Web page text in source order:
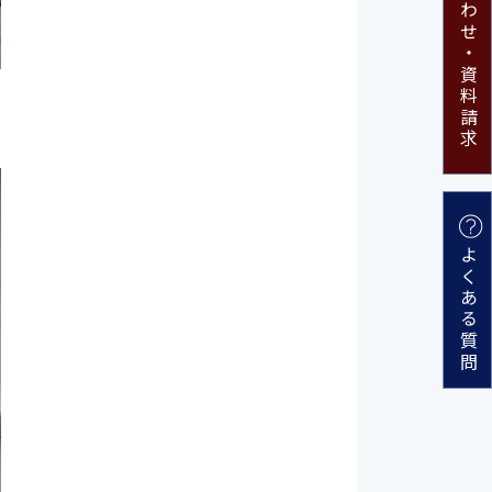
資料請求
よくある質問